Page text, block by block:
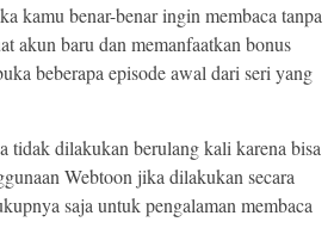
kamu benar-benar ingin membaca tanpa
akun baru dan memanfaatkan bonus
beberapa episode awal dari seri yang
tidak dilakukan berulang kali karena bisa
Webtoon jika dilakukan secara
saja untuk pengalaman membaca